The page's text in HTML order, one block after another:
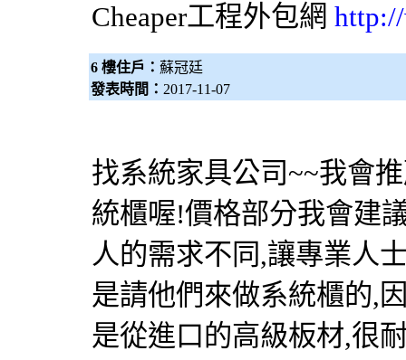
Cheaper工程外包網
6 樓住戶： 蘇冠廷
發表時間： 2017-11-07
找系統家具公司~~我會
統櫃喔!價格部分我會建
人的需求不同,讓專業人
是請他們來做系統櫃的,
是從進口的高級板材,很